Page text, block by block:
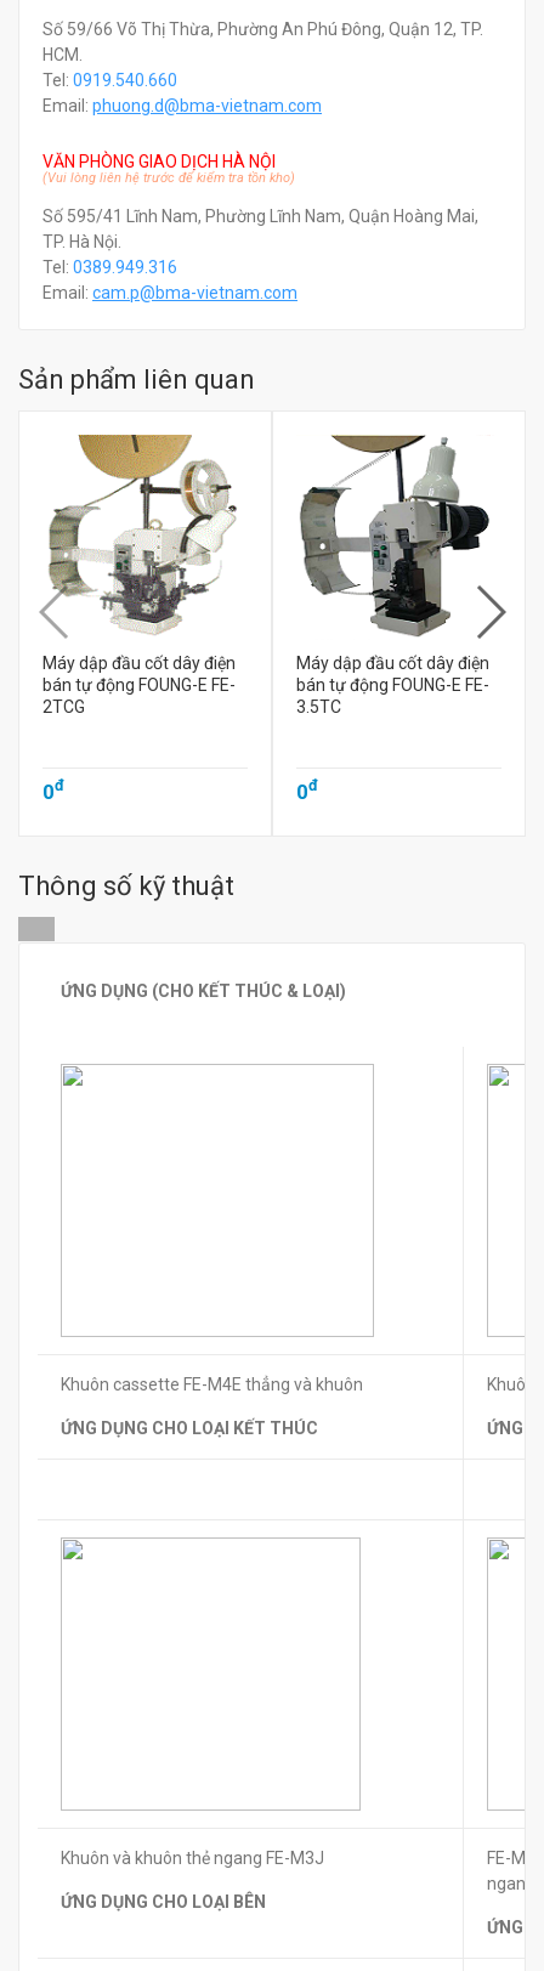
Số 59/66 Võ Thị Thừa, Phường An Phú Đông, Quận 12, TP.
HCM.
Tel: 0919.540.660
Email: phuong.d@bma-vietnam.com
VĂN PHÒNG GIAO DỊCH HÀ NỘI
(Vui lòng liên hệ trước để kiểm tra tồn kho)
Số 595/41 Lĩnh Nam, Phường Lĩnh Nam, Quận Hoàng Mai,
TP. Hà Nội.
Tel: 0389.949.316
Email: cam.p@bma-vietnam.com
Sản phẩm liên quan
Máy dập đầu cốt dây điện
bán tự động FOUNG-E FE-
2TCG
0đ
Máy dập đầu cốt dây điện
bán tự động FOUNG-E FE-
3.5TC
0đ
Thông số kỹ thuật
ỨNG DỤNG (CHO KẾT THÚC & LOẠI)
Khuôn cassette FE-M4E thẳng và khuôn
ỨNG DỤNG CHO LOẠI KẾT THÚC
Khuôn
ỨNG
Khuôn và khuôn thẻ ngang FE-M3J
ỨNG DỤNG CHO LOẠI BÊN
FE-
ngang
ỨNG